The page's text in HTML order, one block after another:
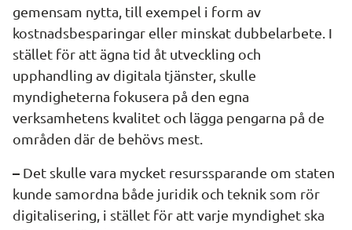
gemensam nytta, till exempel i form av
kostnadsbesparingar eller minskat dubbelarbete. I
stället för att ägna tid åt utveckling och
upphandling av digitala tjänster, skulle
myndigheterna fokusera på den egna
verksamhetens kvalitet och lägga pengarna på de
områden där de behövs mest.
– Det skulle vara mycket resurssparande om staten
kunde samordna både juridik och teknik som rör
digitalisering, i stället för att varje myndighet ska